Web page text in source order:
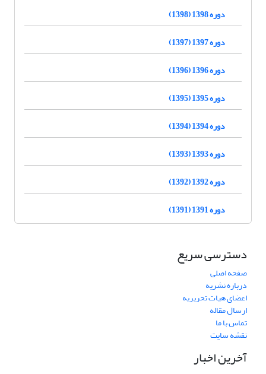
دوره 1398 (1398)
دوره 1397 (1397)
دوره 1396 (1396)
دوره 1395 (1395)
دوره 1394 (1394)
دوره 1393 (1393)
دوره 1392 (1392)
دوره 1391 (1391)
دسترسی سریع
صفحه اصلی
درباره نشریه
اعضای هیات تحریریه
ارسال مقاله
تماس با ما
نقشه سایت
آخرین اخبار